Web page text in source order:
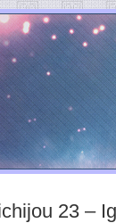
23 –